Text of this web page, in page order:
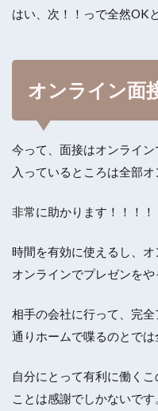
はい、次！！っで全然OK
オンライン面
今って、面接はオンライ
入っているところは全部オ
非常に助かります！！！！
時間を有効に使えるし、オ
オンラインでプレゼンをや
相手の会社に行って、完
通りホームで喋るのとでは
自分にとって有利に働く
ことは感謝でしかないです